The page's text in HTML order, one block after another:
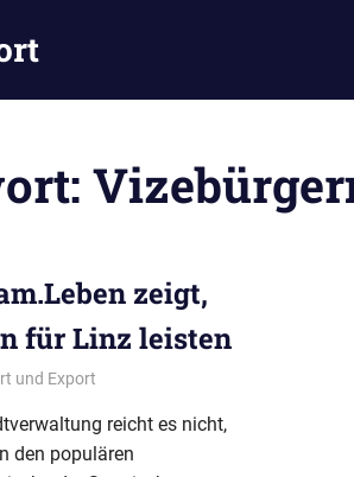
zeigt,
für Linz leisten
und Export
reicht es nicht,
den populären